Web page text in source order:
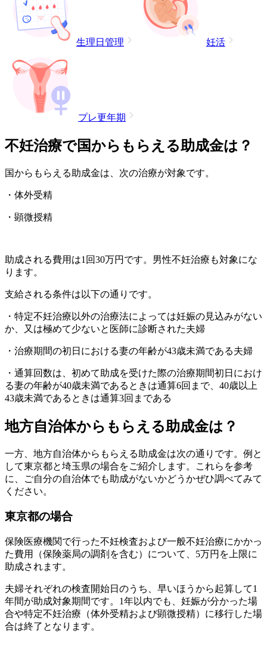
生理日管理 妊活
プレ更年期
不妊治療で国からもらえる助成金は？
国からもらえる助成金は、次の治療が対象です。
・体外受精
・顕微授精
助成される費用は1回30万円です。男性不妊治療も対象にな
ります。
支給される条件は以下の通りです。
・特定不妊治療以外の治療法によっては妊娠の見込みがない
か、又は極めて少ないと医師に診断された夫婦
・治療期間の初日における妻の年齢が43歳未満である夫婦
・通算回数は、初めて助成を受けた際の治療期間初日におけ
る妻の年齢が40歳未満であるときは通算6回まで、40歳以上
43歳未満であるときは通算3回まである
地方自治体からもらえる助成金は？
一方、地方自治体からもらえる助成金は次の通りです。例と
して東京都と埼玉県の場合をご紹介します。これらを参考
に、ご自分の自治体でも助成がないかどうかぜひ調べてみて
ください。
東京都の場合
保険医療機関で行った不妊検査および一般不妊治療にかかっ
た費用（保険薬局の調剤を含む）について、5万円を上限に
助成されます。
夫婦それぞれの検査開始日のうち、早いほうから起算して1
年間が助成対象期間です。1年以内でも、妊娠が分かった場
合や特定不妊治療（体外受精および顕微授精）に移行した場
合は終了となります。